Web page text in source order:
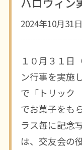
2024年10月31日
１０月３１日
ン行事を実施
で「トリッ
でお菓子をも
ラス毎に記念
は、交友会の